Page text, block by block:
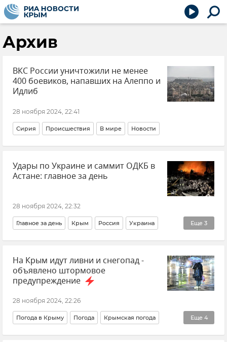
Архив
ВКС России уничтожили не менее
400 боевиков, напавших на Алеппо и
Идлиб
28 ноября 2024, 22:41
Сирия Происшествия В мире Новости
Удары по Украине и саммит ОДКБ в
Астане: главное за день
28 ноября 2024, 22:32
Еще 3
Главное за день Крым Россия Украина
В мире Новости Общество
На Крым идут ливни и снегопад -
объявлено штормовое
предупреждение
28 ноября 2024, 22:26
Еще 4
Погода в Крыму Погода Крымская погода
Крым Новости Крыма